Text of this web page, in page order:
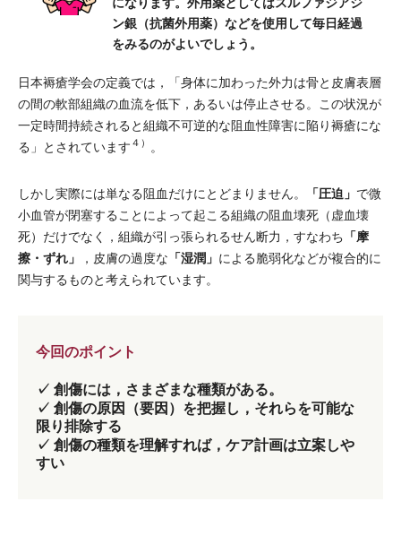
ン銀（抗菌外用薬）などを使用して毎日経過
をみるのがよいでしょう。
日本褥瘡学会の定義では，「身体に加わった外力は骨と皮膚表層
の間の軟部組織の血流を低下，あるいは停止させる。この状況が
一定時間持続されると組織不可逆的な阻血性障害に陥り褥瘡にな
る」とされています ４） 。
しかし実際には単なる阻血だけにとどまりません。 「圧迫」 で微
小血管が閉塞することによって起こる組織の阻血壊死（虚血壊
死）だけでなく，組織が引っ張られるせん断力，すなわち 「摩
擦・ずれ」
，皮膚の過度な 「湿潤」 による脆弱化などが複合的に
関与するものと考えられています。
今回のポイント
✓ 創傷には，さまざまな種類がある。
✓ 創傷の原因（要因）を把握し，それらを可能な
限り排除する
✓ 創傷の種類を理解すれば，ケア計画は立案しや
すい